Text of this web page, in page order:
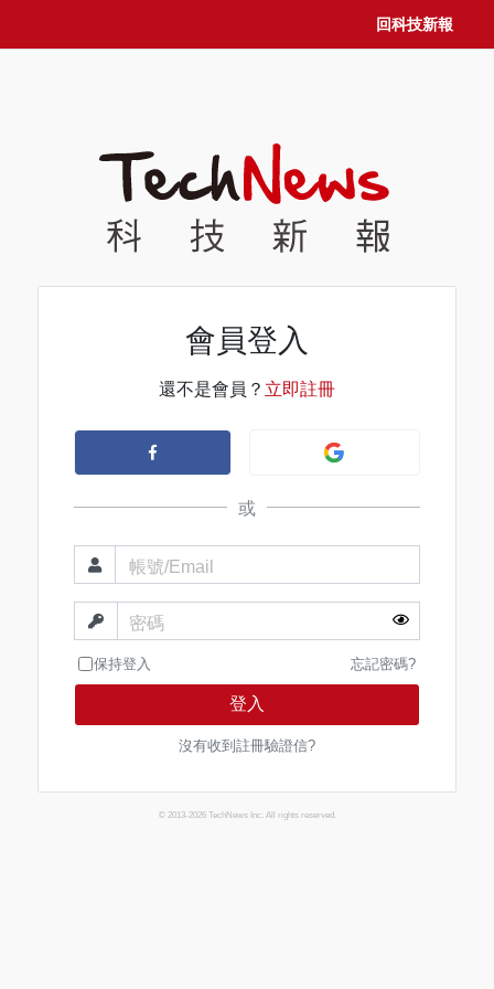
回科技新報
會員登入
還不是會員？ 立即註冊
或
帳號/Email
密碼
保持登入 忘記密碼?
登入
沒有收到註冊驗證信?
© 2013-2026 TechNews Inc. All rights reserved.